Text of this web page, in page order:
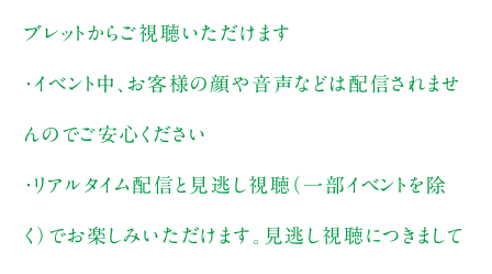
ブレットからご視聴いただけます
・イベント中、お客様の顔や音声などは配信されませ
んのでご安心ください
・リアルタイム配信と見逃し視聴（一部イベントを除
く）でお楽しみいただけます。見逃し視聴につきまして